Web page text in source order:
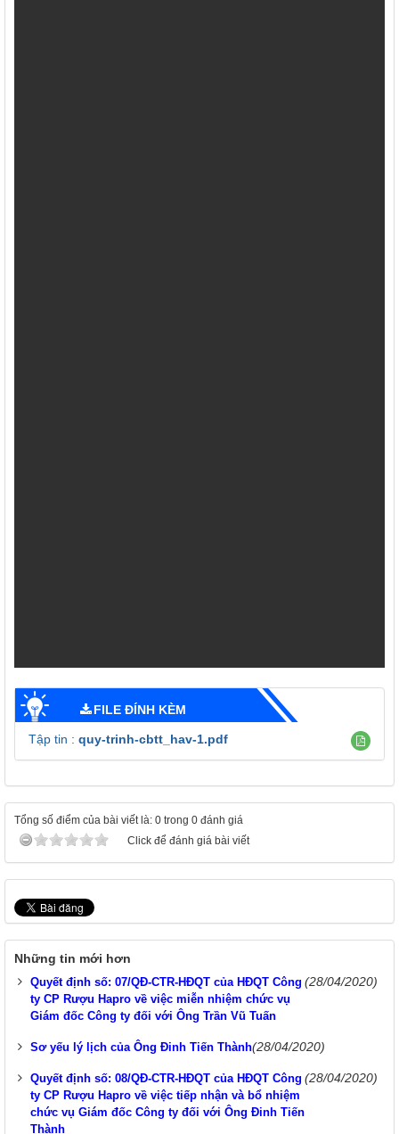
FILE ĐÍNH KÈM
Tập tin : quy-trinh-cbtt_hav-1.pdf
Tổng số điểm của bài viết là: 0 trong 0 đánh giá
Click để đánh giá bài viết
Những tin mới hơn
Quyết định số: 07/QĐ-CTR-HĐQT của HĐQT Công
ty CP Rượu Hapro về việc miễn nhiệm chức vụ
Giám đốc Công ty đối với Ông Trần Vũ Tuấn
(28/04/2020)
Sơ yếu lý lịch của Ông Đinh Tiến Thành(28/04/2020)
Quyết định số: 08/QĐ-CTR-HĐQT của HĐQT Công
ty CP Rượu Hapro về việc tiếp nhận và bổ nhiệm
chức vụ Giám đốc Công ty đối với Ông Đinh Tiến
Thành
(28/04/2020)